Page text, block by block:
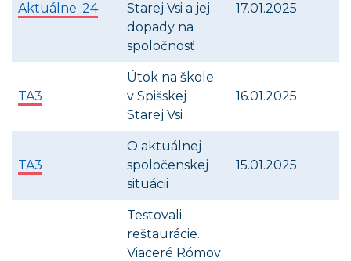
Aktuálne :24
Starej Vsi a jej
dopady na
spoločnosť
17.01.2025
TA3
Útok na škole
v Spišskej
Starej Vsi
16.01.2025
TA3
O aktuálnej
spoločenskej
situácii
15.01.2025
Testovali
reštaurácie.
Viaceré Rómov